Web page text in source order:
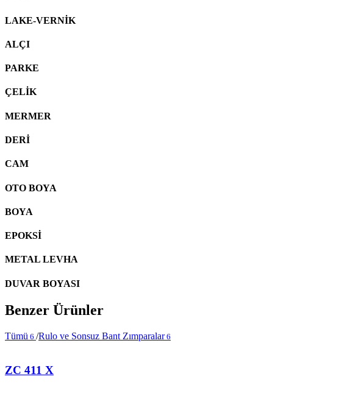
LAKE-VERNİK
ALÇI
PARKE
ÇELİK
MERMER
DERİ
CAM
OTO BOYA
BOYA
EPOKSİ
METAL LEVHA
DUVAR BOYASI
Benzer Ürünler
Tümü 6 /Rulo ve Sonsuz Bant Zımparalar6
ZC 411 X